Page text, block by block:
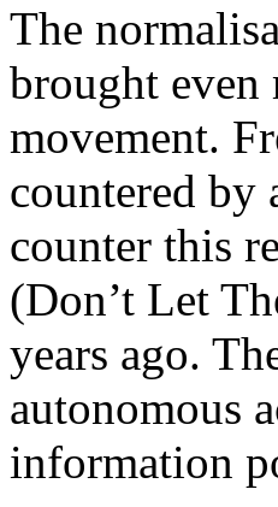
The
brought even
movement.
countered by
counter this
(Don’t Let
years ago.
autonomous
information